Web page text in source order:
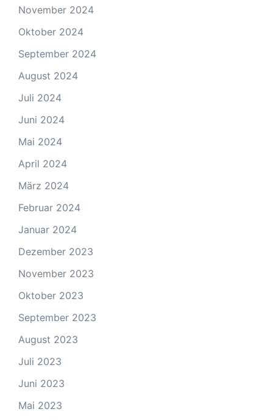
November 2024
Oktober 2024
September 2024
August 2024
Juli 2024
Juni 2024
Mai 2024
April 2024
März 2024
Februar 2024
Januar 2024
Dezember 2023
November 2023
Oktober 2023
September 2023
August 2023
Juli 2023
Juni 2023
Mai 2023